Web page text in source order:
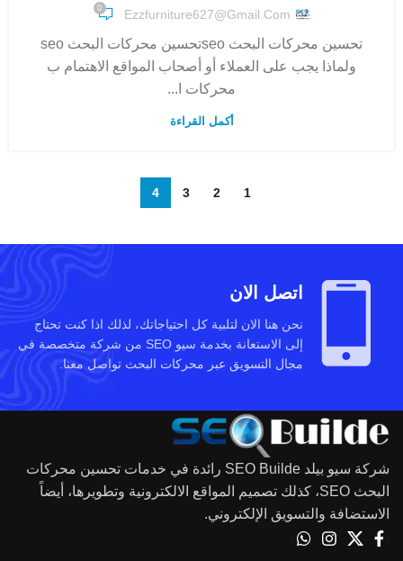
Ezzfurniture627@gmail.com
0
تحسين محركات البحث seoتحسين محركات البحث seo
ولماذا يجب على العملاء أو أصحاب المواقع الاهتمام ب
محركات ا...
أكمل القراءة
1
2
3
4
اتصل الان
نحن هنا الان لتلبية كل احتياجاتك، لذلك اذا كنت تحتاج
إلى الاستعانة بخدمة سيو SEO من شركة متخصصة في
مجال التسويق عبر محركات البحث تواصل معنا.
شركة سيو بيلد SEO Builde رائدة في خدمات تحسين محركات
البحث SEO، كذلك تصميم المواقع الالكترونية وتطويرها، أيضاً
الاستضافة والتسويق الإلكتروني.